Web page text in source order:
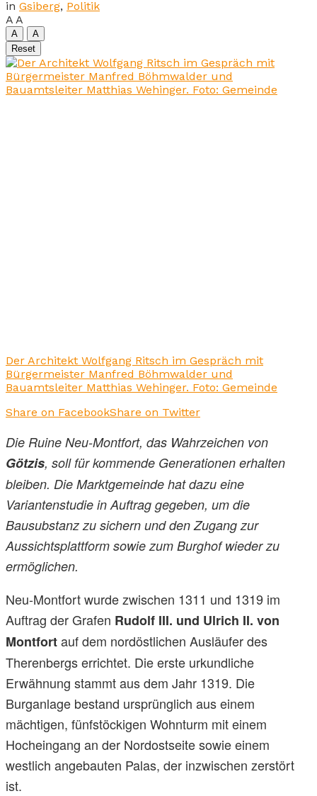
in Gsiberg, Politik
A A
A
A
Reset
Der Architekt Wolfgang Ritsch im Gespräch mit
Bürgermeister Manfred Böhmwalder und
Bauamtsleiter Matthias Wehinger. Foto: Gemeinde
Share on FacebookShare on Twitter
Die Ruine Neu-Montfort, das Wahrzeichen von
Götzis, soll für kommende Generationen erhalten
bleiben. Die Marktgemeinde hat dazu eine
Variantenstudie in Auftrag gegeben, um die
Bausubstanz zu sichern und den Zugang zur
Aussichtsplattform sowie zum Burghof wieder zu
ermöglichen.
Neu-Montfort wurde zwischen 1311 und 1319 im
Auftrag der Grafen Rudolf III. und Ulrich II. von
Montfortauf dem nordöstlichen Ausläufer des
Therenbergs errichtet. Die erste urkundliche
Erwähnung stammt aus dem Jahr 1319. Die
Burganlage bestand ursprünglich aus einem
mächtigen, fünfstöckigen Wohnturm mit einem
Hocheingang an der Nordostseite sowie einem
westlich angebauten Palas, der inzwischen zerstört
ist.